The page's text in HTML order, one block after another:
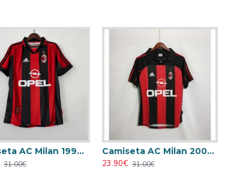
Camiseta AC Milan 1998/1999 Local Retro
31.00€
Camiseta AC Milan 2000/2001 Local Retro
23.90€ 31.00€